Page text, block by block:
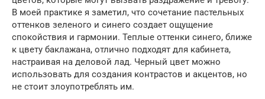
В моей практике я заметил, что сочетание пастельных
оттенков зеленого и синего создает ощущение
спокойствия и гармонии. Теплые оттенки синего, ближе
к цвету баклажана, отлично подходят для кабинета,
настраивая на деловой лад. Черный цвет можно
использовать для создания контрастов и акцентов, но
не стоит злоупотреблять им.